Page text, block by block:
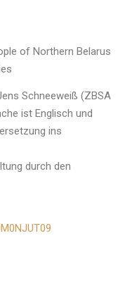
of Northern Belarus
Schneeweiß (ZBSA
ist Englisch und
ins
durch den